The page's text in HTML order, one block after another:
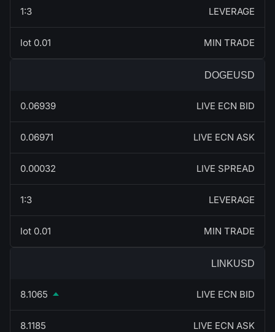
LEVERAGE
1:3
MIN TRADE
0.01 lot
DOGEUSD
LIVE ECN BID
0.06939
LIVE ECN ASK
0.06971
LIVE SPREAD
0.00032
LEVERAGE
1:3
MIN TRADE
0.01 lot
LINKUSD
LIVE ECN BID
8.1065
LIVE ECN ASK
8.1185